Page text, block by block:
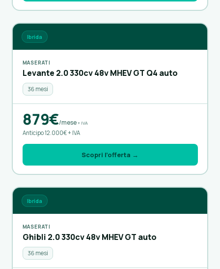
Ibrida
MASERATI
Levante 2.0 330cv 48v MHEV GT Q4 auto
36 mesi
879€/mese+ IVA
Anticipo 12.000€ + IVA
Scopri l’offerta →
Ibrida
MASERATI
Ghibli 2.0 330cv 48v MHEV GT auto
36 mesi